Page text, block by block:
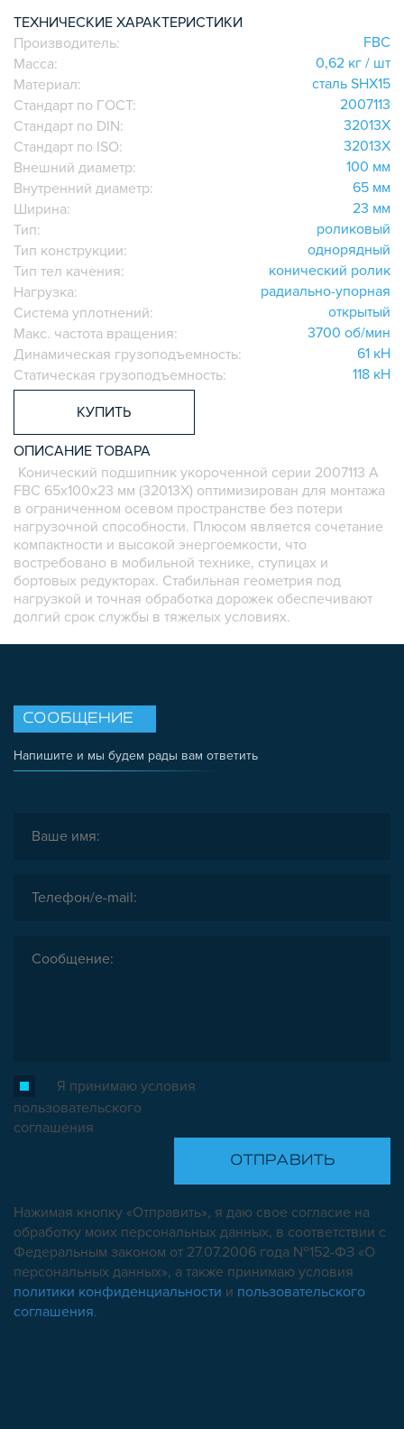
ИГОЛЬЧАТЫЕ РОЛИКОВЫЕ
ЛИНЕЙНЫЕ СОЕДИНИТЕЛИ
ДОПОЛНИТЕЛЬНАЯ ОБРАБОТКА
ПАРАЛЛЕЛЬНЫЕ СОЕДИНИТЕЛИ
ПРОМЫШЛЕННАЯ МЕБЕЛЬ
СИСТЕМА ЛЕСТНИЦ И ПЛАТФОРМ
БЫСТРЫЕ СОЕДИНИТЕЛИ
ВИНТОВЫЕ СОЕДИНИТЕЛИ И ВТУЛКИ
ШАРНИРНЫЕ И ПОДВИЖНЫЕ СОЕДИНИТЕЛИ
НАБОРЫ
ПЕТЛИ, РУЧКИ, ЗАМКИ, ЗАЩЕЛКИ
ЭЛЕМЕНТЫ ДЛЯ КРЕПЛЕНИЯ КАБЕЛЕЙ,
ПАНЕЛЕЙ, ЛИСТА, СЕТКИ
ОПОРЫ, ПОДВЕСЫ
КОМПОНЕНТЫ ДЛЯ КОНВЕЙЕРОВ
КОЛЁСА
ОСНАСТКА
ПЛАСТИКОВЫЕ КОРОБКИ
ТЕХНИЧЕСКИЕ ХАРАКТЕРИСТИКИ
Производитель:
FBC
Масса:
0,62 кг / шт
Материал:
сталь SHX15
Стандарт по ГОСТ:
2007113
Стандарт по DIN:
32013X
Стандарт по ISO:
32013X
Внешний диаметр:
100 мм
Внутренний диаметр:
65 мм
Ширина:
23 мм
Тип:
роликовый
Тип конструкции:
однорядный
Тип тел качения:
конический ролик
Нагрузка:
радиально-упорная
Система уплотнений:
открытый
Макс. частота вращения:
3700 об/мин
Динамическая грузоподъемность:
61 кН
Статическая грузоподъемность:
118 кН
КУПИТЬ
ОПИСАНИЕ ТОВАРА
Конический подшипник укороченной серии 2007113 А
FBC 65х100х23 мм (32013X) оптимизирован для монтажа
в ограниченном осевом пространстве без потери
нагрузочной способности. Плюсом является сочетание
компактности и высокой энергоемкости, что
востребовано в мобильной технике, ступицах и
бортовых редукторах. Стабильная геометрия под
нагрузкой и точная обработка дорожек обеспечивают
долгий срок службы в тяжелых условиях.
СООБЩЕНИЕ
Напишите и мы будем рады вам ответить
Я принимаю условия
пользовательского
соглашения
Нажимая кнопку «Отправить», я даю свое согласие на
обработку моих персональных данных, в соответствии с
Федеральным законом от 27.07.2006 года №152-ФЗ «О
персональных данных», а также принимаю условия
политики конфиденциальности и пользовательского
соглашения.